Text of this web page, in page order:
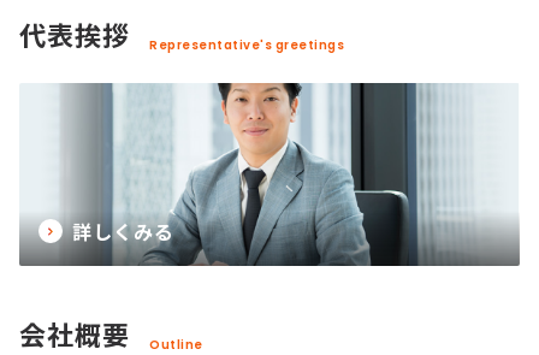
代表挨拶 Representative's greetings
詳しくみる
会社概要 Outline